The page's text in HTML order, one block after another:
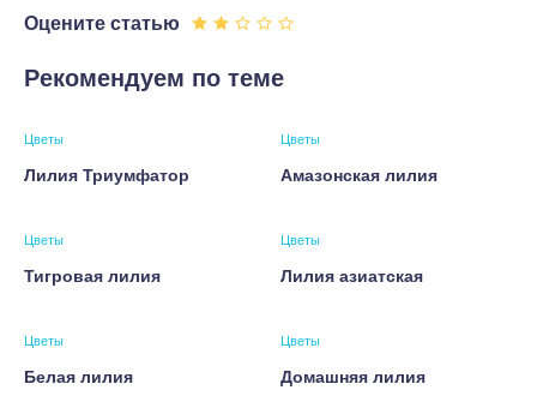
Оцените статью
Рекомендуем по теме
Цветы
Лилия Триумфатор
Цветы
Амазонская лилия
Цветы
Тигровая лилия
Цветы
Лилия азиатская
Цветы
Белая лилия
Цветы
Домашняя лилия